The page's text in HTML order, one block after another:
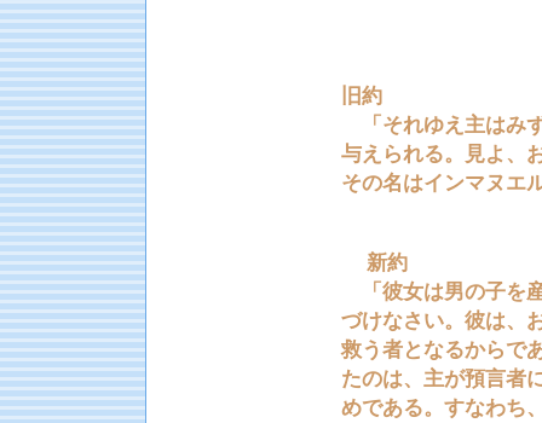
旧約
「それゆえ主はみ
与えられる。見よ、
その名はインマヌエ
新約
「彼女は男の子を
づけなさい。彼は、
救う者となるからで
たのは、主が預言者
めである。すなわち